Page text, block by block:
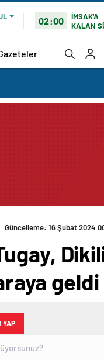
02:00
İMSAK'A
KALAN
Güncelleme: 16 Şubat 2024
geldi
YAP